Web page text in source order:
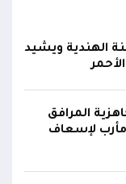
والدخان المتصاعد
المنطقة
المخا قبل أن
الهندية ويشيد
المرافق
لإسعاف